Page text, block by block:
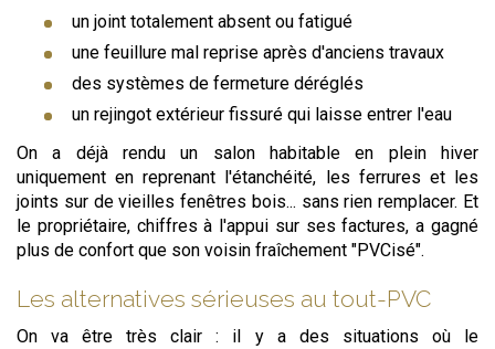
un joint totalement absent ou fatigué
une feuillure mal reprise après d'anciens travaux
des systèmes de fermeture déréglés
un rejingot extérieur fissuré qui laisse entrer l'eau
On a déjà rendu un salon habitable en plein hiver
uniquement en reprenant l'étanchéité, les ferrures et les
joints sur de vieilles fenêtres bois... sans rien remplacer. Et
le propriétaire, chiffres à l'appui sur ses factures, a gagné
plus de confort que son voisin fraîchement "PVCisé".
Les alternatives sérieuses au tout-PVC
On va être très clair : il y a des situations où le